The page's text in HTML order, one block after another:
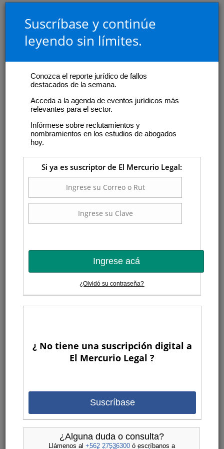
Suscríbase y continúe
leyendo sin límites.
Conozca el reporte jurídico de fallos
destacados de la semana.
Acceda a la agenda de eventos jurídicos más
relevantes para el sector.
Infórmese sobre reclutamientos y
nombramientos en los estudios de abogados
hoy.
Si ya es suscriptor de El Mercurio Legal:
Ingrese acá
¿Olvidó su contraseña?
¿ No tiene una suscripción digital a
El Mercurio Legal ?
Suscríbase
¿Alguna duda o consulta?
Llámenos al +562 27536300ó escríbanos a